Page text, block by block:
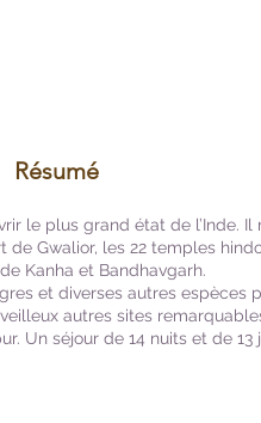
Résumé
le plus grand état de l’Inde.
Gwalior, les 22 temples
Kanha et Bandhavgarh.
et diverses autres espèces
autres sites
Un séjour de 14 nuits et de